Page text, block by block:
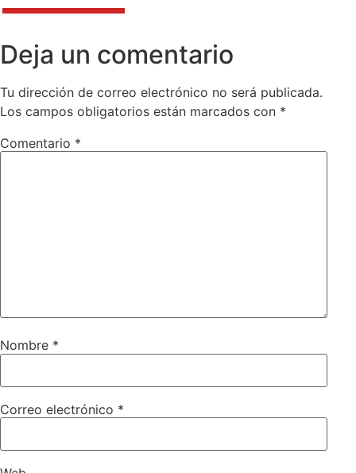
Deja un comentario
Tu dirección de correo electrónico no será publicada.
Los campos obligatorios están marcados con *
Comentario *
Nombre *
Correo electrónico *